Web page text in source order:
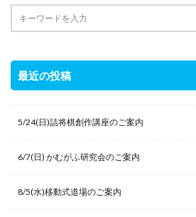
最近の投稿
5/24(日)詰将棋創作講座のご案内
6/7(日) かむがふ研究会のご案内
8/5(水)移動式道場のご案内